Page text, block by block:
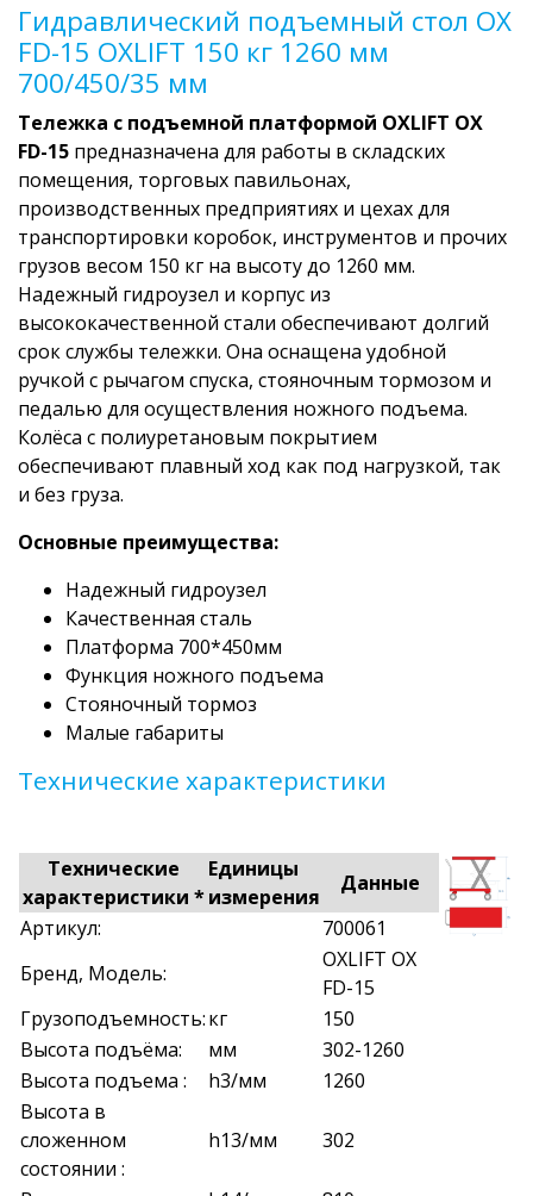
Гидравлический подъемный стол OX
FD-15 OXLIFT 150 кг 1260 мм
700/450/35 мм
Тележка с подъемной платформой OXLIFT OX
FD-15 предназначена для работы в складских
помещения, торговых павильонах,
производственных предприятиях и цехах для
транспортировки коробок, инструментов и прочих
грузов весом 150 кг на высоту до 1260 мм.
Надежный гидроузел и корпус из
высококачественной стали обеспечивают долгий
срок службы тележки. Она оснащена удобной
ручкой с рычагом спуска, стояночным тормозом и
педалью для осуществления ножного подъема.
Колёса с полиуретановым покрытием
обеспечивают плавный ход как под нагрузкой, так
и без груза.
Основные преимущества:
Надежный гидроузел
Качественная сталь
Платформа 700*450мм
Функция ножного подъема
Стояночный тормоз
Малые габариты
Технические характеристики
Технические
характеристики *
Единицы
измерения
Данные
Артикул:
700061
Бренд, Модель:
OXLIFT OX
FD-15
Грузоподъемность:кг
150
Высота подъёма:
мм
302-1260
Высота подъема :
h3/мм
1260
Высота в
сложенном
состоянии :
h13/мм 302